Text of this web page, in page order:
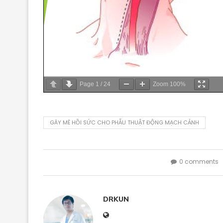
Page 1 / 24 Zoom 100%
GÂY MÊ HỒI SỨC CHO PHẪU THUẬT ĐỘNG MẠCH CẢNH
0 comments
DRKUN